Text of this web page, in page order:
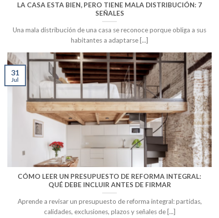
LA CASA ESTA BIEN, PERO TIENE MALA DISTRIBUCIÓN: 7
SEÑALES
Una mala distribución de una casa se reconoce porque obliga a sus
habitantes a adaptarse [...]
CÓMO LEER UN PRESUPUESTO DE REFORMA INTEGRAL:
QUÉ DEBE INCLUIR ANTES DE FIRMAR
Aprende a revisar un presupuesto de reforma integral: partidas,
calidades, exclusiones, plazos y señales de [...]
31
Jul